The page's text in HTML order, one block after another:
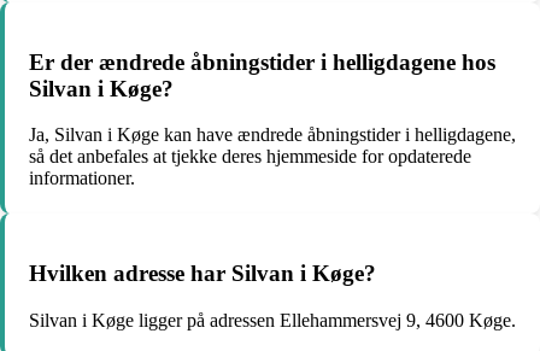
Er der ændrede åbningstider i helligdagene hos
Silvan i Køge?
Ja, Silvan i Køge kan have ændrede åbningstider i helligdagene,
så det anbefales at tjekke deres hjemmeside for opdaterede
informationer.
Hvilken adresse har Silvan i Køge?
Silvan i Køge ligger på adressen Ellehammersvej 9, 4600 Køge.